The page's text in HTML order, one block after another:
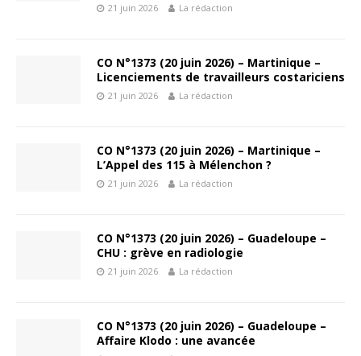
21 juin 2026 La rédaction
CO N°1373 (20 juin 2026) – Martinique –
Licenciements de travailleurs costariciens
21 juin 2026 La rédaction
CO N°1373 (20 juin 2026) – Martinique –
L’Appel des 115 à Mélenchon ?
21 juin 2026 La rédaction
CO N°1373 (20 juin 2026) – Guadeloupe –
CHU : grève en radiologie
21 juin 2026 La rédaction
CO N°1373 (20 juin 2026) – Guadeloupe –
Affaire Klodo : une avancée